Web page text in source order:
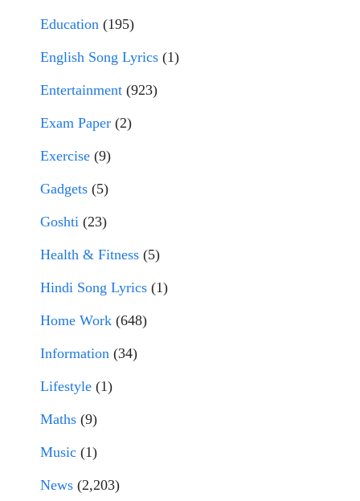
Education (195)
English Song Lyrics (1)
Entertainment (923)
Exam Paper (2)
Exercise (9)
Gadgets (5)
Goshti (23)
Health & Fitness (5)
Hindi Song Lyrics (1)
Home Work (648)
Information (34)
Lifestyle (1)
Maths (9)
Music (1)
News (2,203)